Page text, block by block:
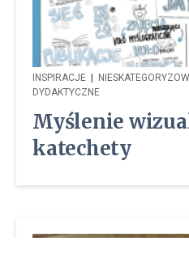
INSPIRACJE |
DYDAKTYCZNE
Myślenie
katechety